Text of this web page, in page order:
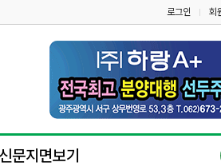
로그인 | 회
신문지면보기